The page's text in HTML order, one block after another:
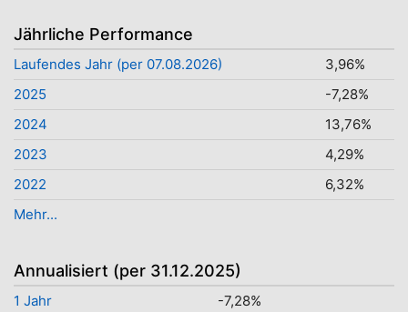
Jährliche Performance
Laufendes Jahr (per 07.08.2026)
3,96%
2025
-7,28%
2024
13,76%
2023
4,29%
2022
6,32%
Mehr...
Annualisiert (per 31.12.2025)
1 Jahr
-7,28%